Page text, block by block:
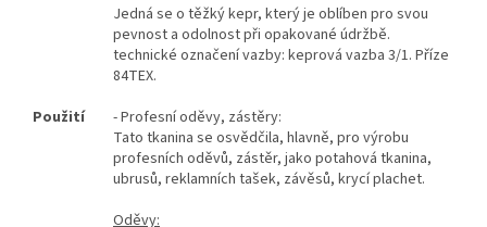
Jedná se o těžký kepr, který je oblíben pro svou
pevnost a odolnost při opakované údržbě.
technické označení vazby: keprová vazba 3/1. Příze
84TEX.
Použití
- Profesní oděvy, zástěry:
Tato tkanina se osvědčila, hlavně, pro výrobu
profesních oděvů, zástěr, jako potahová tkanina,
ubrusů, reklamních tašek, závěsů, krycí plachet.
Oděvy: